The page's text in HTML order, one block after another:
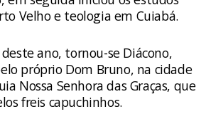
Velho e teologia em Cuiabá.
ano, tornou-se Diácono,
próprio Dom Bruno, na cidade
Nossa Senhora das Graças, que
freis capuchinhos.